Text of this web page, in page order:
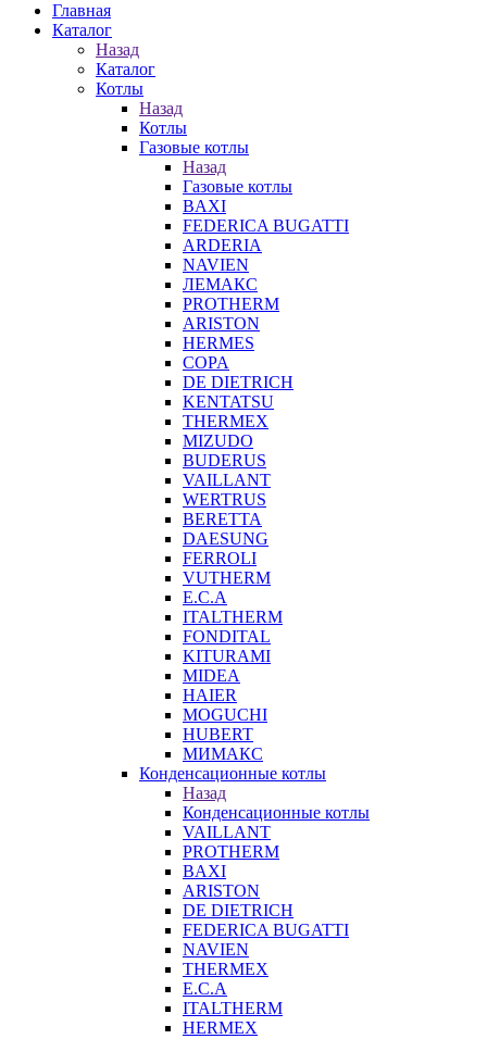
Главная
Каталог
Назад
Каталог
Котлы
Назад
Котлы
Газовые котлы
Назад
Газовые котлы
BAXI
FEDERICA BUGATTI
ARDERIA
NAVIEN
ЛЕМАКС
PROTHERM
ARISTON
HERMES
COPA
DE DIETRICH
KENTATSU
THERMEX
MIZUDO
BUDERUS
VAILLANT
WERTRUS
BERETTA
DAESUNG
FERROLI
VUTHERM
E.C.A
ITALTHERM
FONDITAL
KITURAMI
MIDEA
HAIER
MOGUCHI
HUBERT
МИМАКС
Конденсационные котлы
Назад
Конденсационные котлы
VAILLANT
PROTHERM
BAXI
ARISTON
DE DIETRICH
FEDERICA BUGATTI
NAVIEN
THERMEX
E.C.A
ITALTHERM
HERMEX